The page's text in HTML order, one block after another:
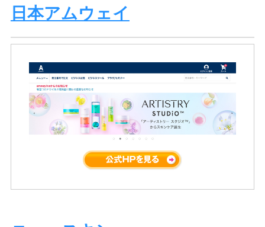
日本アムウェイ